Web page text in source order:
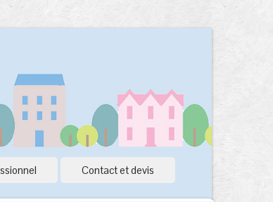
Contact et devis